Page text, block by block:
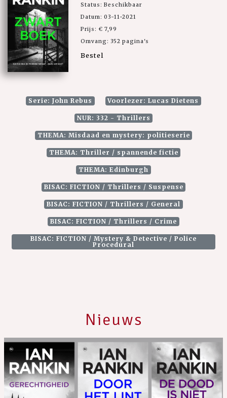
Status: Beschikbaar
Datum: 03-11-2021
Prijs: € 7,99
Omvang: 352 pagina's
Bestel
Serie: John Rebus Voorlezer: Lucas Dietens
NUR: 332 - Thrillers
THEMA: Misdaad en mystery: politieserie
THEMA: Thriller / spannende fictie
THEMA: Edinburgh
BISAC: FICTION / Thrillers / Suspense
BISAC: FICTION / Thrillers / General
BISAC: FICTION / Thrillers / Crime
BISAC: FICTION / Mystery & Detective / Police
Procedural
Nieuws